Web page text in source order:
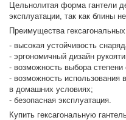
Цельнолитая форма гантели
эксплуатации, так как блины
Преимущества
- высокая устойчивость
- эргономичный дизайн
- возможность выбора степени
- возможность использования
в домашних условиях;
- безопасная эксплуатация.
Купить гексагональную